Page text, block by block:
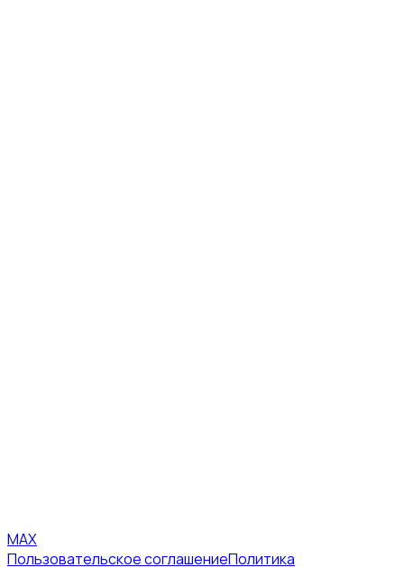
MAX
Пользовательское соглашениеПолитика